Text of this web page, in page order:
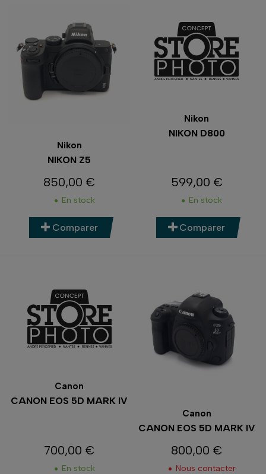
Nikon
NIKON Z5
Prix
850,00 €
En stock
Comparer
Nikon
NIKON D800
Prix
599,00 €
En stock
Comparer
Canon
CANON EOS 5D MARK IV
Prix
700,00 €
En stock
Canon
CANON EOS 5D MARK IV
Prix
800,00 €
Nous contacter